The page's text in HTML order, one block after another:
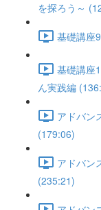
を探ろう～
基礎講座
基礎講座
ん実践編
アドバ
(179:06)
アドバ
(235:21)